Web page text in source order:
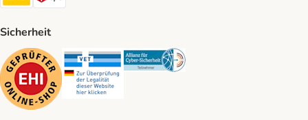
Sicherheit
Security Security Security